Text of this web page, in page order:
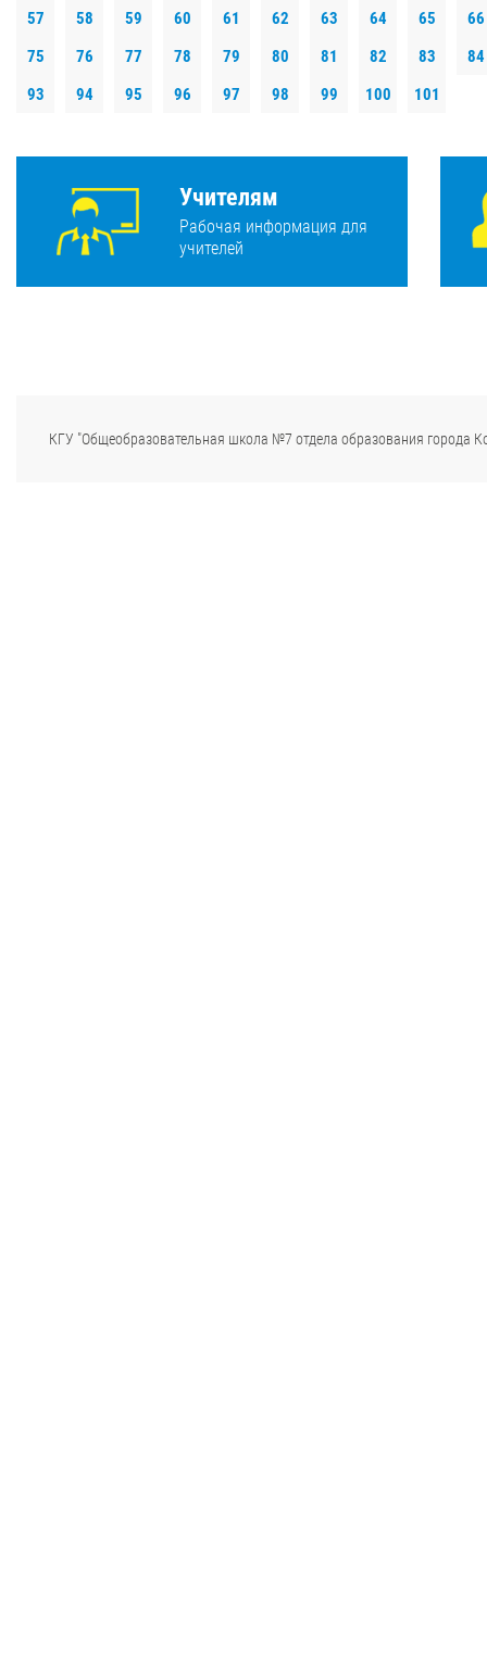
57
58 59 60 61 62 63 64 65
66
75
76 77 78 79 80 81 82 83
84
93
94 95 96 97 98 99 100 101
Учителям
Рабочая информация для
учителей
КГУ "Общеобразовательная школа №7 отдела образования города